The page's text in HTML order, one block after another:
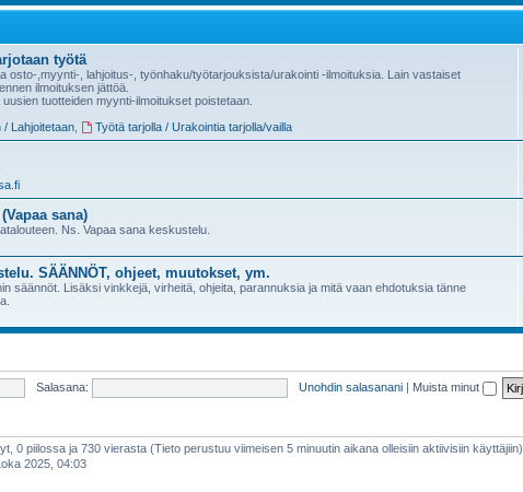
työtä
osto-,myynti-, lahjoitus-, työnhaku/työtarjouksista/urakointi -ilmoituksia. Lain vastaiset
ilmoituksen jättöä.
tuotteiden myynti-ilmoitukset poistetaan.
/ Lahjoitetaan, Työtä tarjolla / Urakointia tarjolla/vailla
sana)
Ns. Vapaa sana keskustelu.
SÄÄNNÖT, ohjeet, muutokset, ym.
säännöt. Lisäksi vinkkejä, virheitä, ohjeita, parannuksia ja mitä vaan ehdotuksia tänne
Salasana: Unohdin salasanani | Muista minut
0 piilossa ja 730 vierasta (Tieto perustuu viimeisen 5 minuutin aikana olleisiin aktiivisiin käyttäjiin)
2025, 04:03